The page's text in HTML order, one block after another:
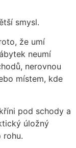
smysl.
že umí
neumí
nerovnou
místem, kde
pod schody a
úložný
rohu.